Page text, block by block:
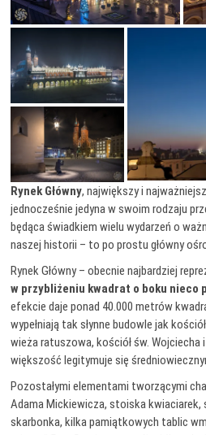
Rynek Główny, największy i
jednocześnie jedyna w swoim rodzaju
będąca świadkiem wielu wydarzeń o
naszej historii – to po prostu główny
Rynek Główny – obecnie najbardziej
w przybliżeniu kwadrat o boku nieco
efekcie daje ponad 40.000 metrów
wypełniają tak słynne budowle jak
wieża ratuszowa, kościół św. Wojciecha
większość legitymuje się
Pozostałymi elementami tworzącymi
Adama Mickiewicza, stoiska kwiaciarek,
skarbonka, kilka pamiątkowych tablic